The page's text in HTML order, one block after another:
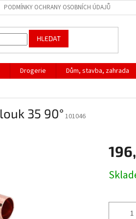
PODMÍNKY OCHRANY OSOBNÍCH ÚDAJŮ
HLEDAT
Drogerie Dům, stavba, zahrada
35 90° 101046
cena: